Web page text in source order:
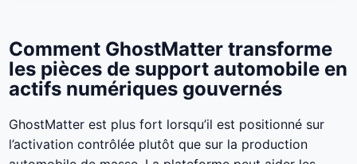
Comment GhostMatter transforme
les pièces de support automobile en
actifs numériques gouvernés
GhostMatter est plus fort lorsqu’il est positionné sur
l’activation contrôlée plutôt que sur la production